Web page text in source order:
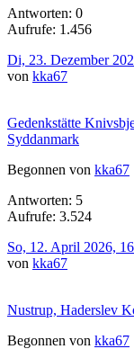
Antworten: 0
Aufrufe: 1.456
Di, 23. Dezember
von kka67
Gedenkstätte
Syddanmark
Begonnen von kka67
Antworten: 5
Aufrufe: 3.524
So, 12. April 2026,
von kka67
Nustrup, Haderslev
Begonnen von kka67